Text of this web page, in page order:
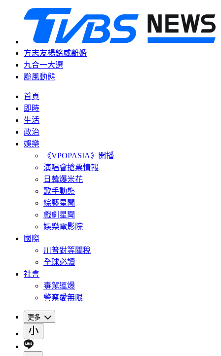
方志友楊銘威離婚
九合一大選
颱風動態
首頁
即時
生活
政治
娛樂
《VPOPASIA》開播
演唱會搶票情報
日韓爆米花
歌手動態
綜藝星聞
戲劇星聞
娛樂電影院
國際
川普對等關稅
全球必讀
社會
毒駕連爆
警察愛無限
更多